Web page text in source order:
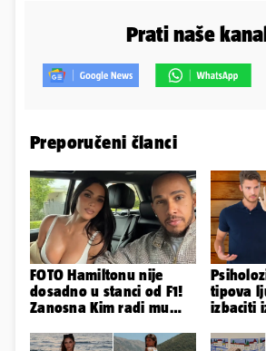
Prati naše
Preporučeni članci
FOTO Hamiltonu nije
dosadno u stanci od F1!
Zanosna Kim radi mu
vrućine
tipova
izbaciti